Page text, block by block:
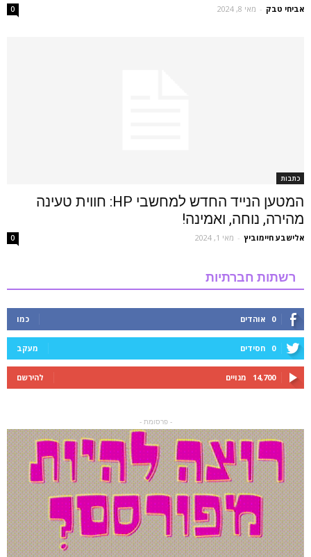
אביחי טבק - מאי 8, 2024 0
כתבות
המטען הנייד החדש למחשבי HP: חווית טעינה
מהירה, נוחה, ואמינה!
‫אלישבע חיימוביץ - מאי 1, 2024 0
רשתות חברתיות
0 אוהדים כמו
0 חסידים מעקב
14,700 מנויים להירשם
- פרסומת -